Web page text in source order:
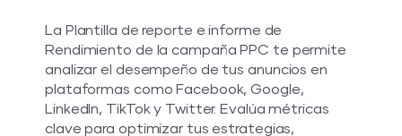
La Plantilla de reporte e informe de
Rendimiento de la campaña PPC te permite
analizar el desempeño de tus anuncios en
plataformas como Facebook, Google,
LinkedIn, TikTok y Twitter. Evalúa métricas
clave para optimizar tus estrategias,